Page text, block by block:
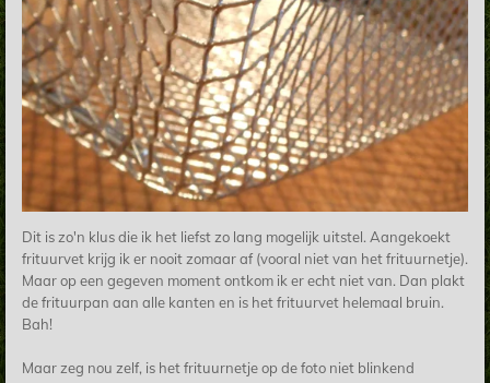
Dit is zo'n klus die ik het liefst zo lang mogelijk uitstel. Aangekoekt
frituurvet krijg ik er nooit zomaar af (vooral niet van het frituurnetje).
Maar op een gegeven moment ontkom ik er echt niet van. Dan plakt
de frituurpan aan alle kanten en is het frituurvet helemaal bruin.
Bah!
Maar zeg nou zelf, is het frituurnetje op de foto niet blinkend